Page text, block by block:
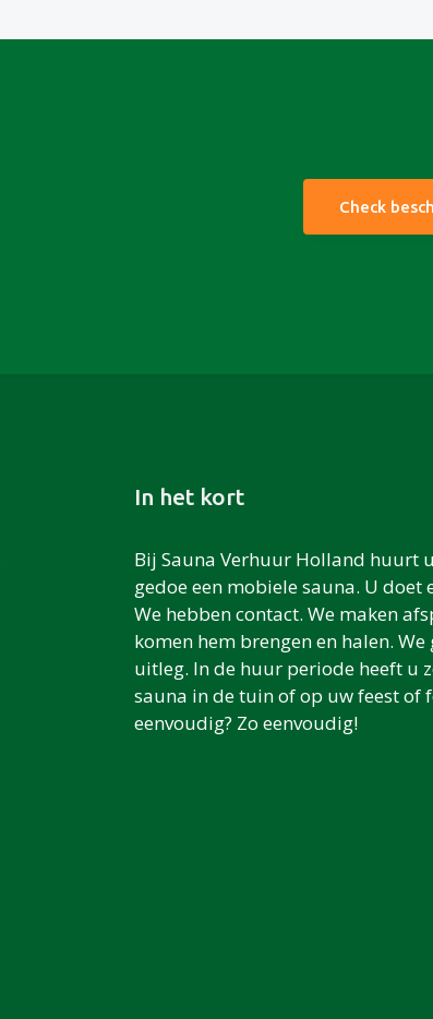
Check
In het kort
Bij Sauna Verhuur Holland huurt
gedoe een mobiele sauna. U doet
We hebben contact. We maken
komen hem brengen en halen. We
uitleg. In de huur periode heeft u
sauna in de tuin of op uw feest of
eenvoudig? Zo eenvoudig!